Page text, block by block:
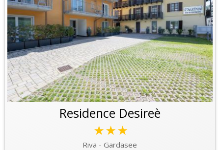
Residence Desireè
★★★
Riva - Gardasee